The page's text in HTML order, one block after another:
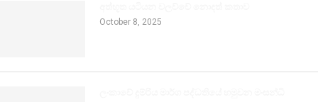
October 8, 2025